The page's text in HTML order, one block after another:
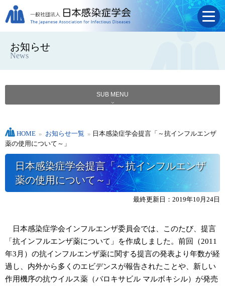
お知らせ
News
SUB MENU
HOME » お知らせ一覧 » 日本感染症学会提言「～抗インフルエンザ
薬の使用について～」
日本感染症学会提言「～抗インフルエンザ
薬の使用について～」
最終更新日：2019年10月24日
日本感染症学会インフルエンザ委員会では、このたび、提言
「抗インフルエンザ薬について」を作成しました。前回（2011
年3月）の抗インフルエンザ薬に関する提言の発表より年数が経
過し、内外から多くのエビデンスが報告されたことや、新しい
作用機序の抗ウイルス薬（バロキサビル マルボキシル）が発売